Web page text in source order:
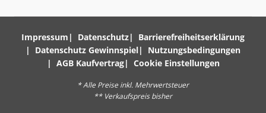
Impressum Datenschutz
Barrierefreiheitserklärung
Datenschutz Gewinnspiel
Nutzungsbedingungen
AGB Kaufvertrag
Cookie Einstellungen
* Alle Preise inkl. Mehrwertsteuer
** Verkaufspreis bisher